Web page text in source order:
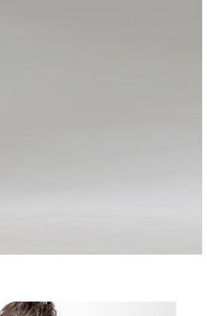
連結，可透過四大超商／
易完成。
您需要取消訂單，請聯絡
有效，需透過AFTEE先享
面顯示為準，若有關於
請聯繫「AFTEE先享後付
support/home
先享後付」服務完成之交
交易相關給付款項請求債